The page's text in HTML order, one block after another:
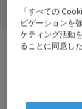
「すべての
ビゲーションを
ケティング活動
ることに同意し